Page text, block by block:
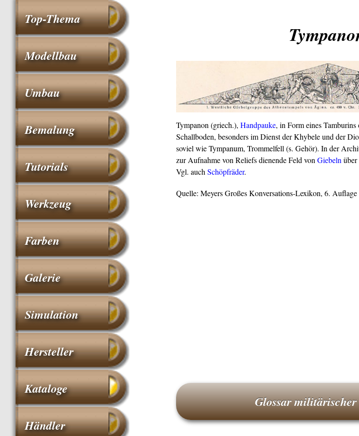
Tympanon (griech.), Handpauke, in Form eines
Schallboden, besonders im Dienst der Khybele und der
soviel wie Tympanum, Trommelfell (s. Gehör). In der
zur Aufnahme von Reliefs dienende Feld vonGiebelnüber
Vgl. auchSchöpfräder.
Quelle: Meyers Großes Konversations-Lexikon, 6.
Glossar
Top-Thema
Modellbau
Umbau
Bemalung
Tutorials
Werkzeug
Farben
Galerie
Simulation
Hersteller
Kataloge
Händler